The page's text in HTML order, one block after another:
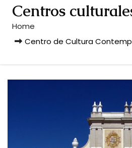
Centros
Home
Centro de Cultura